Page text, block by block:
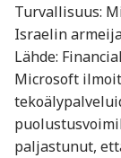
Turvallisuus:
Israelin
Lähde:
Microsoft
paljastunut,